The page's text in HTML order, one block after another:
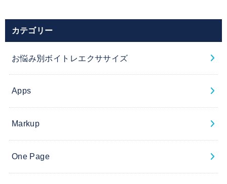
カテゴリー
お悩み別ボイトレエクササイズ
Apps
Markup
One Page